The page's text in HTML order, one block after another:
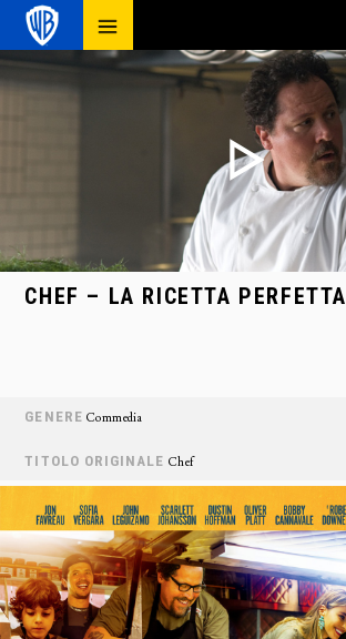
CHEF – LA RICETTA PERFETTA
GENERE Commedia
TITOLO ORIGINALE Chef